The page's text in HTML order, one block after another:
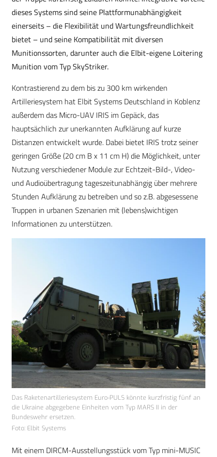
dieses Systems sind seine Plattformunabhängigkeit
einerseits – die Flexibilität und Wartungsfreundlichkeit
bietet – und seine Kompatibilität mit diversen
Munitionssorten, darunter auch die Elbit-eigene Loitering
Munition vom Typ SkyStriker.
Kontrastierend zu dem bis zu 300 km wirkenden
Artilleriesystem hat Elbit Systems Deutschland in Koblenz
außerdem das Micro-UAV IRIS im Gepäck, das
hauptsächlich zur unerkannten Aufklärung auf kurze
Distanzen entwickelt wurde. Dabei bietet IRIS trotz seiner
geringen Größe (20 cm B x 11 cm H) die Möglichkeit, unter
Nutzung verschiedener Module zur Echtzeit-Bild-, Video-
und Audioübertragung tageszeitunabhängig über mehrere
Stunden Aufklärung zu betreiben und so z.B. abgesessene
Truppen in urbanen Szenarien mit (lebens)wichtigen
Informationen zu unterstützen.
Das Raketenartilleriesystem Euro-PULS könnte kurzfristig fünf an
die Ukraine abgegebene Einheiten vom Typ MARS II in der
Bundeswehr ersetzen.
Foto: Elbit Systems
Mit einem DIRCM-Ausstellungsstück vom Typ mini-MUSIC